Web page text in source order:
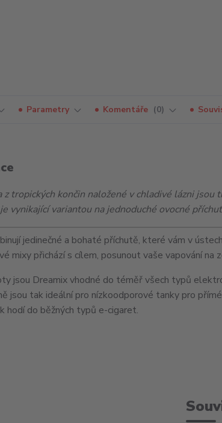
Parametry Komentáře 0
z tropických končin naložené v chladivé lázni
vynikající variantou na jednoduché ovocné
jedinečné a bohaté příchutě, které vám v
mixy přichází s cílem, posunout vaše vapování na
jsou Dreamix vhodné do téměř všech typů
jsou tak ideální pro nízkoodporové tanky pro
hodí do běžných typů e-cigaret.